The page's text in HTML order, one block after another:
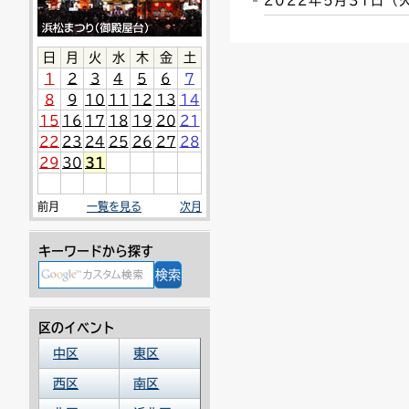
連絡ごみ
ユニバーサルデザイン
日 月 火 水 木 金
土
1
2 3 4 5 6
7
8
9 10 11 12 13 14
15 16 17 18 19 20 21
22 23 24 25 26 27 28
29 30 31
前月 一覧を見る 次月
キーワードから探す
区のイベント
中区
東区
西区 南区